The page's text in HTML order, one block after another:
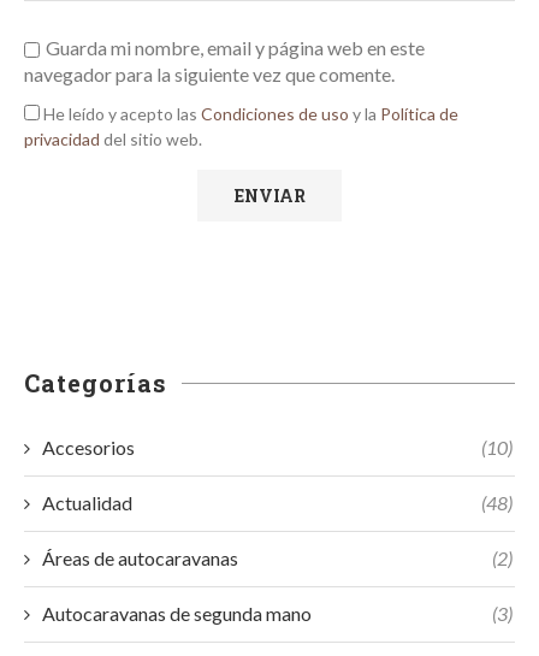
Guarda mi nombre, email y página web en este
navegador para la siguiente vez que comente.
He leído y acepto las Condiciones de uso y la Política de
privacidad del sitio web.
Categorías
Accesorios (10)
Actualidad (48)
Áreas de autocaravanas (2)
Autocaravanas de segunda mano (3)